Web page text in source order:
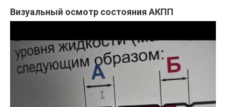
Визуальный осмотр состояния АКПП